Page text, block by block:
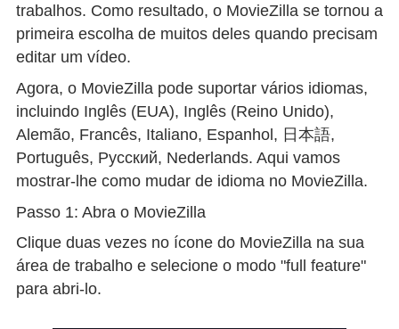
trabalhos. Como resultado, o MovieZilla se tornou a
primeira escolha de muitos deles quando precisam
editar um vídeo.
Agora, o MovieZilla pode suportar vários idiomas,
incluindo Inglês (EUA), Inglês (Reino Unido),
Alemão, Francês, Italiano, Espanhol, 日本語,
Português, Pусский, Nederlands. Aqui vamos
mostrar-lhe como mudar de idioma no MovieZilla.
Passo 1: Abra o MovieZilla
Clique duas vezes no ícone do MovieZilla na sua
área de trabalho e selecione o modo "full feature"
para abri-lo.